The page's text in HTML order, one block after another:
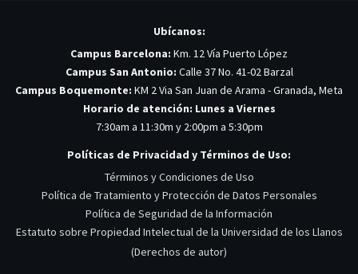
Ubícanos:
Campus Barcelona: Km. 12 Vía Puerto López
Campus San Antonio: Calle 37 No. 41-02 Barzal
Campus Boquemonte: KM 2 Via San Juan de Arama - Granada, Meta
Horario de atención: Lunes a Viernes
7:30am a 11:30m y 2:00pm a 5:30pm
Políticas de Privacidad y Términos de Uso:
Términos y Condiciones de Uso
Política de Tratamiento y Protección de Datos Personales
Política de Seguridad de la Información
Estatuto sobre Propiedad Intelectual de la Universidad de los Llanos
(Derechos de autor)